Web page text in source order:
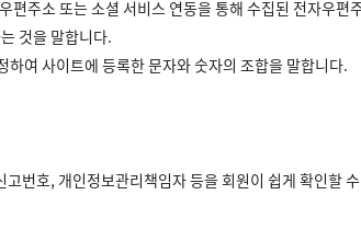
주소 또는 소셜 서비스 연동을 통해 수집된 전자우편
것을 말합니다.
여 사이트에 등록한 문자와 숫자의 조합을 말합니다.
번호, 개인정보관리책임자 등을 회원이 쉽게 확인할